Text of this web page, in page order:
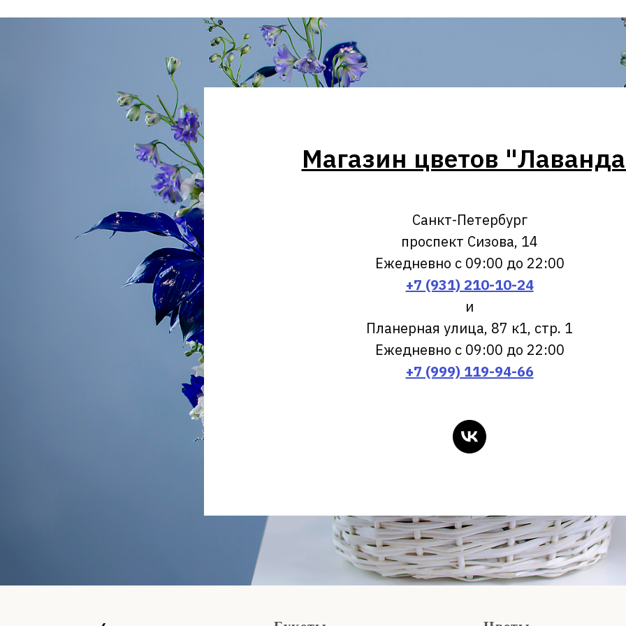
Магазин цветов
Санкт-Петербург
проспект Сизова, 14
Ежедневно с 09:00 до 22:00
+7 (931) 210-10-24
и
Планерная улица, 87 к1, стр. 1
Ежедневно с 09:00 до 22:00
+7 (999) 119-94-66